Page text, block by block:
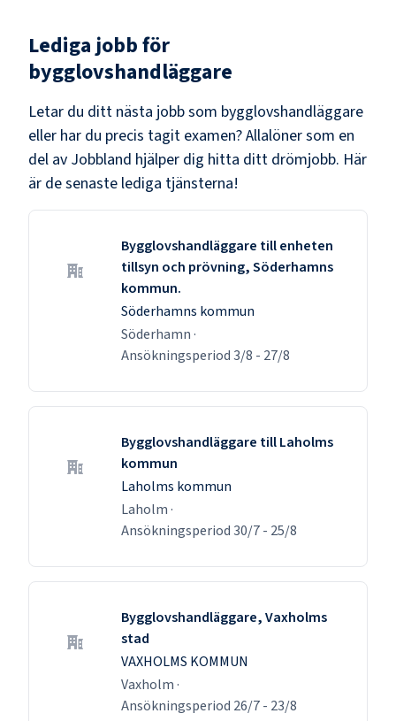
Lediga jobb för
bygglovshandläggare
Letar du ditt nästa jobb som bygglovshandläggare
eller har du precis tagit examen? Allalöner som en
del av Jobbland hjälper dig hitta ditt drömjobb. Här
är de senaste lediga tjänsterna!
Bygglovshandläggare till enheten
tillsyn och prövning, Söderhamns
kommun.
Söderhamns kommun
Söderhamn ·
Ansökningsperiod3/8 - 27/8
Bygglovshandläggare till Laholms
kommun
Laholms kommun
Laholm ·
Ansökningsperiod30/7- 25/8
Bygglovshandläggare, Vaxholms
stad
VAXHOLMS KOMMUN
Vaxholm ·
Ansökningsperiod 26/7- 23/8